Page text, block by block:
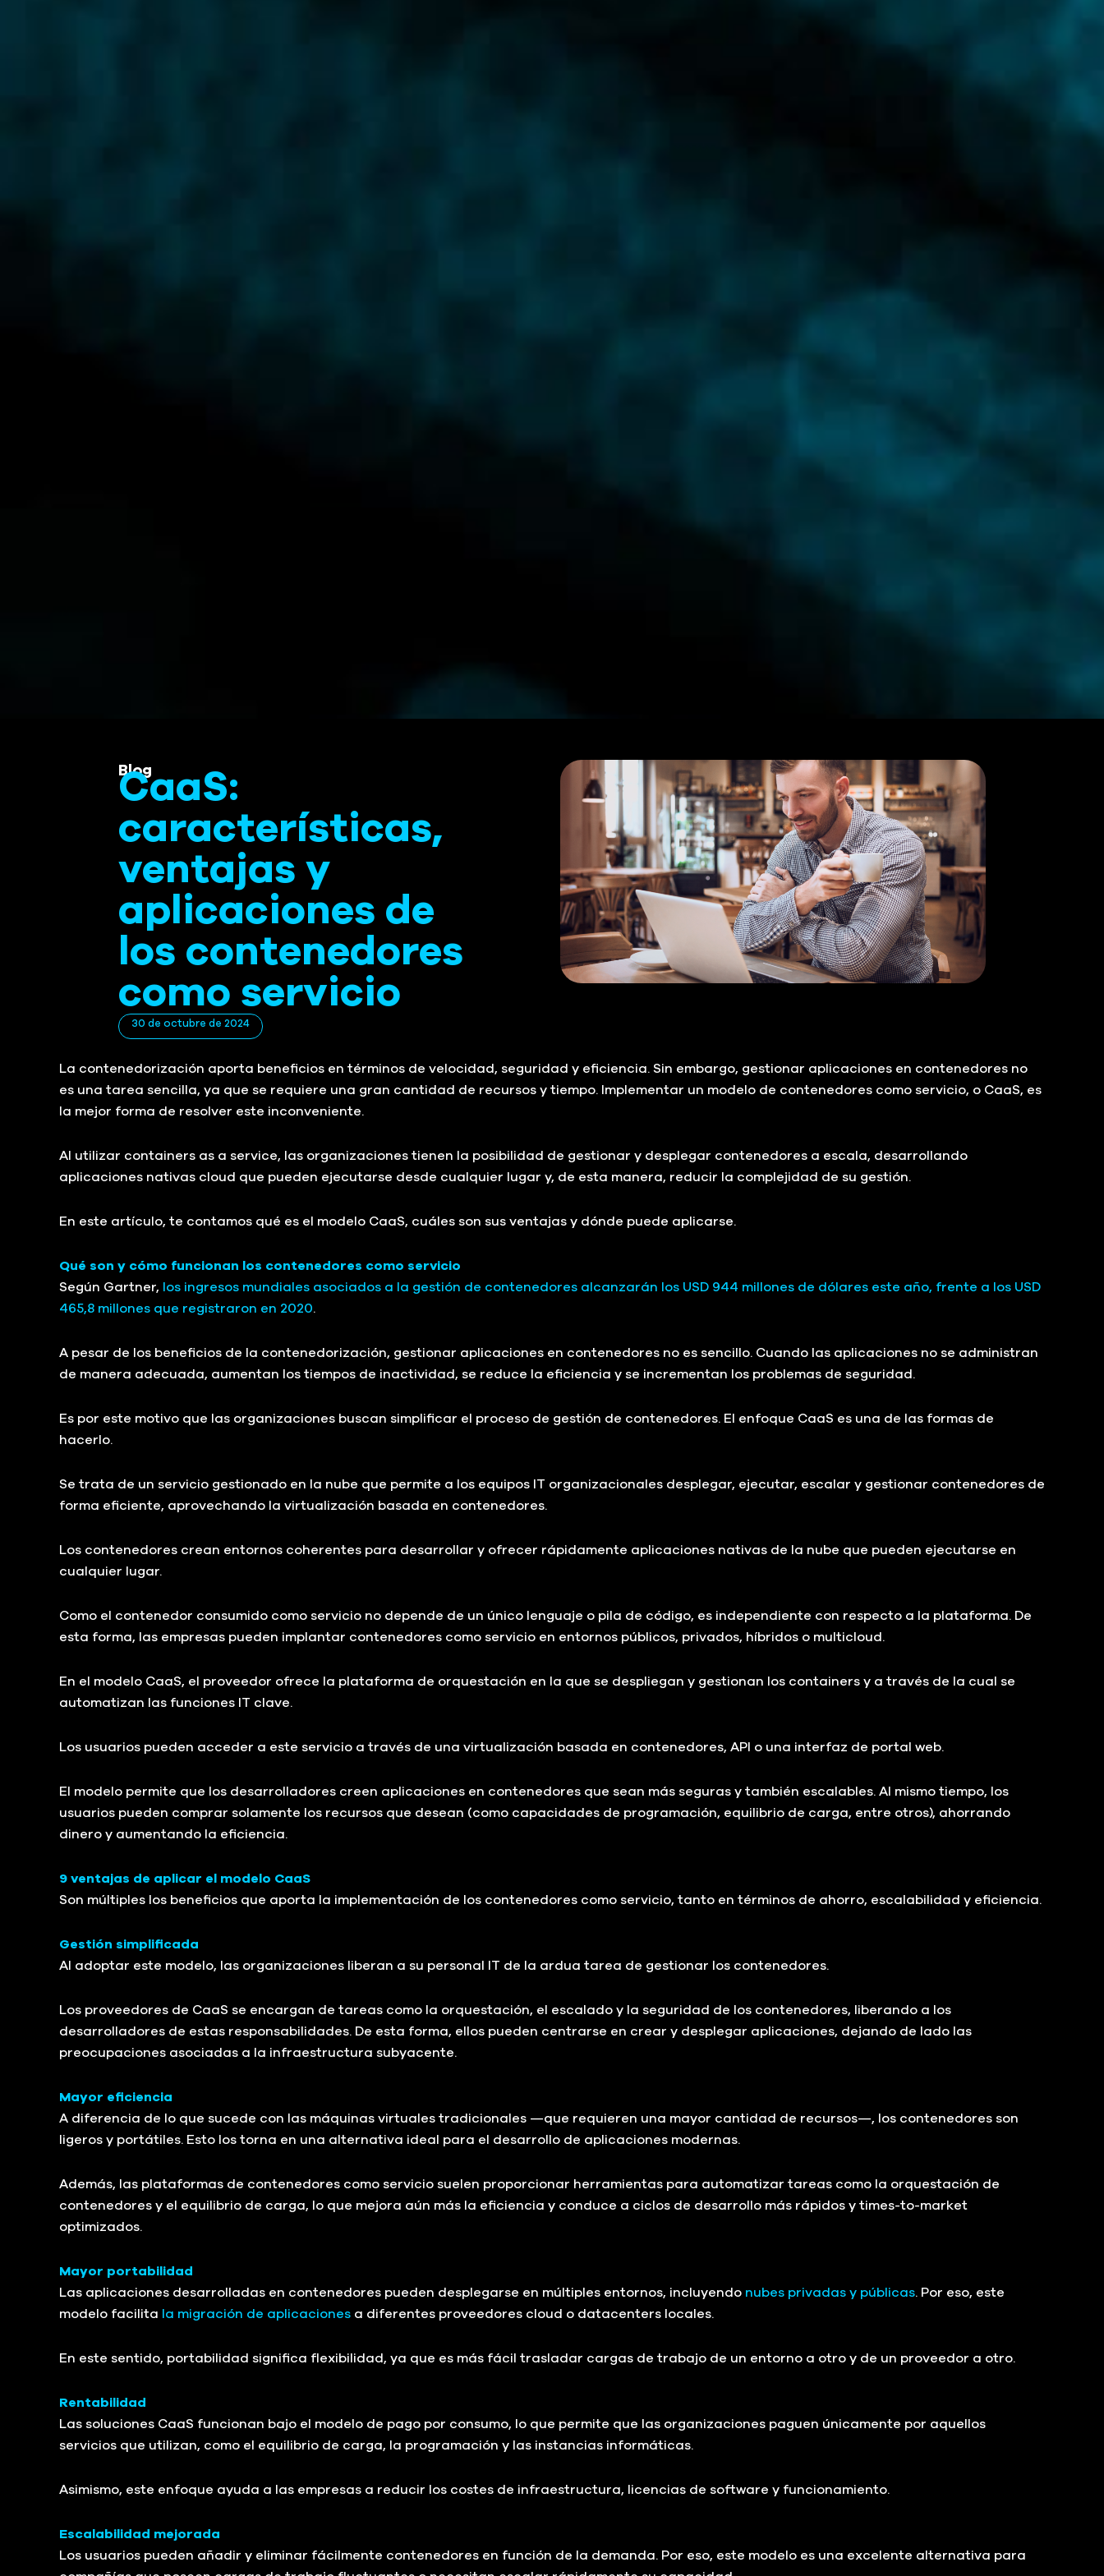
Blog
CaaS:
características,
ventajas y
aplicaciones de
los contenedores
como servicio
30 de octubre de 2024
La contenedorización aporta beneficios en términos de velocidad, seguridad y eficiencia. Sin embargo, gestionar aplicaciones en contenedores no
es una tarea sencilla, ya que se requiere una gran cantidad de recursos y tiempo. Implementar un modelo de contenedores como servicio, o CaaS, es
la mejor forma de resolver este inconveniente.
Al utilizar containers as a service, las organizaciones tienen la posibilidad de gestionar y desplegar contenedores a escala, desarrollando
aplicaciones nativas cloud que pueden ejecutarse desde cualquier lugar y, de esta manera, reducir la complejidad de su gestión.
En este artículo, te contamos qué es el modelo CaaS, cuáles son sus ventajas y dónde puede aplicarse.
Qué son y cómo funcionan los contenedores como servicio
Según Gartner, los ingresos mundiales asociados a la gestión de contenedores alcanzarán los USD 944 millones de dólares este año, frente a los USD
465,8 millones que registraron en 2020.
A pesar de los beneficios de la contenedorización, gestionar aplicaciones en contenedores no es sencillo. Cuando las aplicaciones no se administran
de manera adecuada, aumentan los tiempos de inactividad, se reduce la eficiencia y se incrementan los problemas de seguridad.
Es por este motivo que las organizaciones buscan simplificar el proceso de gestión de contenedores. El enfoque CaaS es una de las formas de
hacerlo.
Se trata de un servicio gestionado en la nube que permite a los equipos IT organizacionales desplegar, ejecutar, escalar y gestionar contenedores de
forma eficiente, aprovechando la virtualización basada en contenedores.
Los contenedores crean entornos coherentes para desarrollar y ofrecer rápidamente aplicaciones nativas de la nube que pueden ejecutarse en
cualquier lugar.
Como el contenedor consumido como servicio no depende de un único lenguaje o pila de código, es independiente con respecto a la plataforma. De
esta forma, las empresas pueden implantar contenedores como servicio en entornos públicos, privados, híbridos o multicloud.
En el modelo CaaS, el proveedor ofrece la plataforma de orquestación en la que se despliegan y gestionan los containers y a través de la cual se
automatizan las funciones IT clave.
Los usuarios pueden acceder a este servicio a través de una virtualización basada en contenedores, API o una interfaz de portal web.
El modelo permite que los desarrolladores creen aplicaciones en contenedores que sean más seguras y también escalables. Al mismo tiempo, los
usuarios pueden comprar solamente los recursos que desean (como capacidades de programación, equilibrio de carga, entre otros), ahorrando
dinero y aumentando la eficiencia.
9 ventajas de aplicar el modelo CaaS
Son múltiples los beneficios que aporta la implementación de los contenedores como servicio, tanto en términos de ahorro, escalabilidad y eficiencia.
Gestión simplificada
Al adoptar este modelo, las organizaciones liberan a su personal IT de la ardua tarea de gestionar los contenedores.
Los proveedores de CaaS se encargan de tareas como la orquestación, el escalado y la seguridad de los contenedores, liberando a los
desarrolladores de estas responsabilidades. De esta forma, ellos pueden centrarse en crear y desplegar aplicaciones, dejando de lado las
preocupaciones asociadas a la infraestructura subyacente.
Mayor eficiencia
A diferencia de lo que sucede con las máquinas virtuales tradicionales —que requieren una mayor cantidad de recursos—, los contenedores son
ligeros y portátiles. Esto los torna en una alternativa ideal para el desarrollo de aplicaciones modernas.
Además, las plataformas de contenedores como servicio suelen proporcionar herramientas para automatizar tareas como la orquestación de
contenedores y el equilibrio de carga, lo que mejora aún más la eficiencia y conduce a ciclos de desarrollo más rápidos y times-to-market
optimizados.
Mayor portabilidad
Las aplicaciones desarrolladas en contenedores pueden desplegarse en múltiples entornos, incluyendo nubes privadas y públicas. Por eso, este
modelo facilita la migración de aplicaciones a diferentes proveedores cloud o datacenters locales.
En este sentido, portabilidad significa flexibilidad, ya que es más fácil trasladar cargas de trabajo de un entorno a otro y de un proveedor a otro.
Rentabilidad
Las soluciones CaaS funcionan bajo el modelo de pago por consumo, lo que permite que las organizaciones paguen únicamente por aquellos
servicios que utilizan, como el equilibrio de carga, la programación y las instancias informáticas.
Asimismo, este enfoque ayuda a las empresas a reducir los costes de infraestructura, licencias de software y funcionamiento.
Escalabilidad mejorada
Los usuarios pueden añadir y eliminar fácilmente contenedores en función de la demanda. Por eso, este modelo es una excelente alternativa para